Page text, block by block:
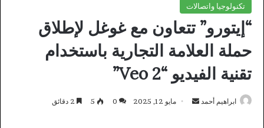
تكنولوجيا واتصالات
“إيتورو” تتعاون مع غوغل لإطلاق
حملة العلامة التجارية باستخدام
تقنية الفيديو “Veo 2”
ابراهيم أحمد
أرسل مايو 12, 2025 0
5